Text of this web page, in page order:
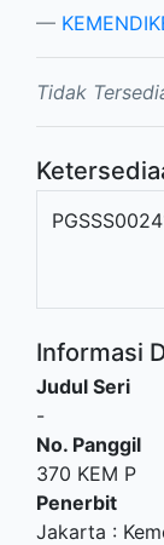
Tidak
Informasi
Judul Seri
-
No. Panggil
370 KEM P
Penerbit
Jakarta :